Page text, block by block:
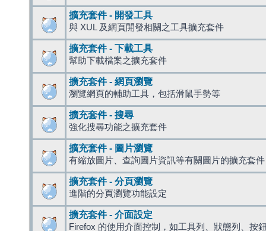
擴充套件 - 開發工具
與 XUL 及網頁開發相關之工具擴充套件
擴充套件 - 下載工具
幫助下載檔案之擴充套件
擴充套件 - 網頁瀏覽
瀏覽網頁的輔助工具，包括滑鼠手勢等
擴充套件 - 搜尋
強化搜尋功能之擴充套件
擴充套件 - 圖片瀏覽
有縮放圖片、查詢圖片資訊等有關圖片的擴充套件
擴充套件 - 分頁瀏覽
進階的分頁瀏覽功能設定
擴充套件 - 介面設定
Firefox 的使用介面控制，如工具列、狀態列、按